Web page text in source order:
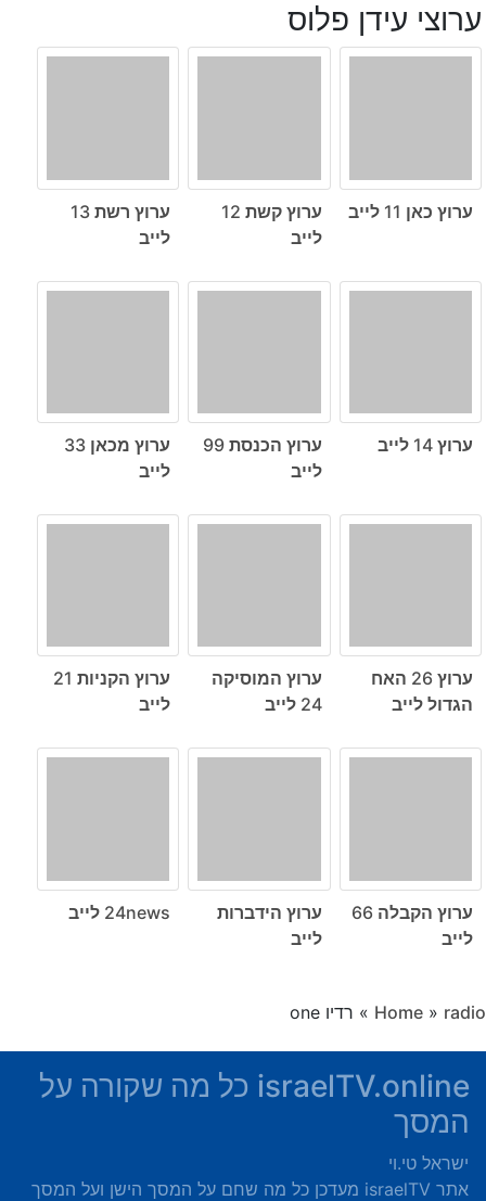
ערוצי עידן פלוס
ערוץ כאן 11 לייב
ערוץ קשת 12
לייב
ערוץ רשת 13
לייב
ערוץ 14 לייב
ערוץ הכנסת 99
לייב
ערוץ מכאן 33
לייב
ערוץ 26 האח
הגדול לייב
ערוץ המוסיקה
24 לייב
ערוץ הקניות 21
לייב
ערוץ הקבלה 66
לייב
ערוץ הידברות
לייב
24news לייב
Home » radio
» רדיו one
israelTV.online כל מה שקורה על
המסך
ישראל טי.וי
אתר israelTV מעדכן כל מה שחם על המסך הישן ועל המסך